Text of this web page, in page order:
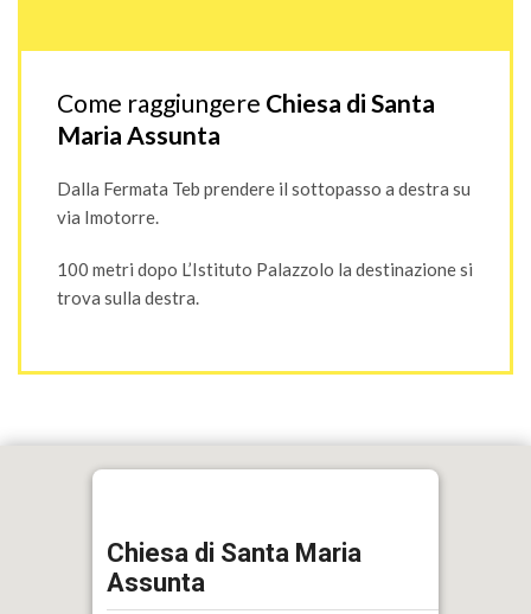
Come raggiungere Chiesa di Santa
Maria Assunta
Dalla Fermata Teb prendere il sottopasso a destra su
via Imotorre.
100 metri dopo L’Istituto Palazzolo la destinazione si
trova sulla destra.
Chiesa di Santa Maria
Assunta